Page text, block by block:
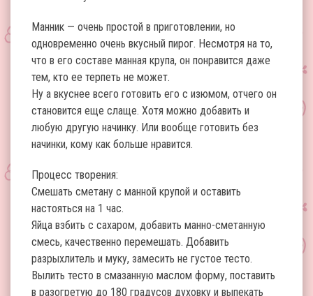
Манник — очень простой в приготовлении, но
одновременно очень вкусный пирог. Несмотря на то,
что в его составе манная крупа, он понравится даже
тем, кто ее терпеть не может.
Ну а вкуснее всего готовить его с изюмом, отчего он
становится еще слаще. Хотя можно добавить и
любую другую начинку. Или вообще готовить без
начинки, кому как больше нравится.
Процесс творения:
Смешать сметану с манной крупой и оставить
настояться на 1 час.
Яйца взбить с сахаром, добавить манно-сметанную
смесь, качественно перемешать. Добавить
разрыхлитель и муку, замесить не густое тесто.
Вылить тесто в смазанную маслом форму, поставить
в разогретую до 180 градусов духовку и выпекать